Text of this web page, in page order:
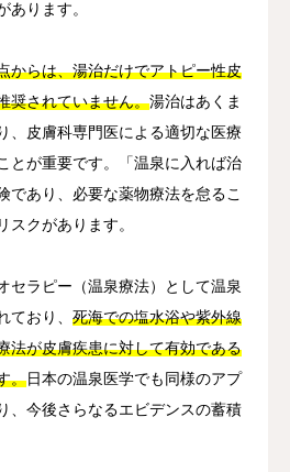
あります。
からは、湯治だけでアトピー性皮
奨されていません。湯治はあくま
、皮膚科専門医による適切な医療
とが重要です。「温泉に入れば治
であり、必要な薬物療法を怠るこ
スクがあります。
セラピー（温泉療法）として温泉
ており、 死海での塩水浴や紫外線
法が皮膚疾患に対して有効である
。日本の温泉医学でも同様のアプ
、今後さらなるエビデンスの蓄積